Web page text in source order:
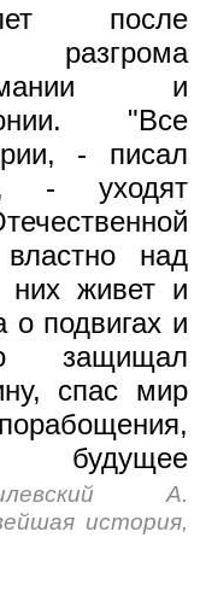
после
разгрома
и
"Все
- писал
- уходят
над
живет и
о подвигах и
защищал
спас мир
будущее
А.
история,